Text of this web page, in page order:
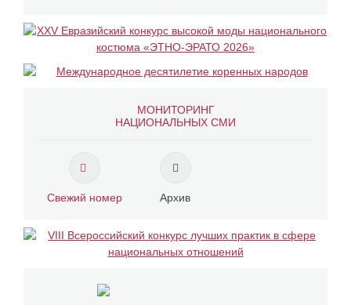
МОНИТОРИНГ
НАЦИОНАЛЬНЫХ СМИ
Свежий номер Архив